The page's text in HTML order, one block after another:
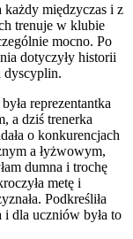
międzyczas i z
trenuje w klubie
mocno. Po
dotyczyły historii
dyscyplin.
reprezentantka
a dziś trenerka
o konkurencjach
a łyżwowym,
dumna i trochę
metę i
Podkreśliła
i dla uczniów była to